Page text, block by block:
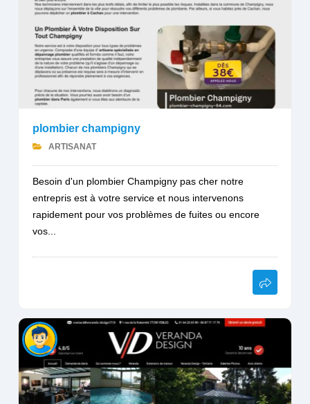
plombier champigny
ARTISANAT
Besoin d'un plombier Champigny pas cher notre
entrepris est à votre service et nous intervenons
rapidement pour vos problèmes de fuites ou encore
vos...